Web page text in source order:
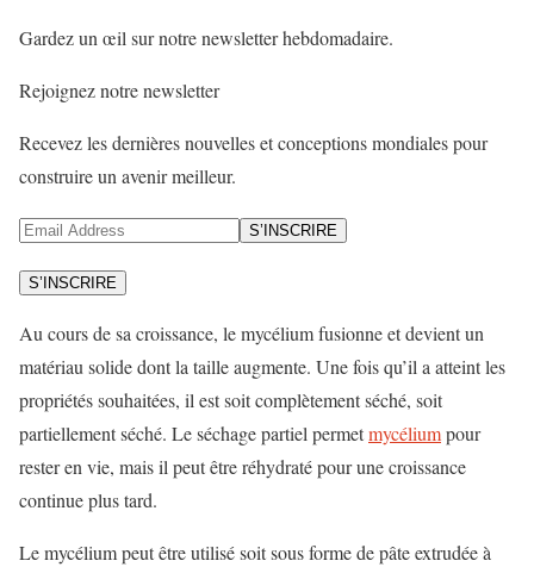
Gardez un œil sur notre newsletter hebdomadaire.
Rejoignez notre newsletter
Recevez les dernières nouvelles et conceptions mondiales pour
construire un avenir meilleur.
S’INSCRIRE
S’INSCRIRE
Au cours de sa croissance, le mycélium fusionne et devient un
matériau solide dont la taille augmente. Une fois qu’il a atteint les
propriétés souhaitées, il est soit complètement séché, soit
partiellement séché. Le séchage partiel permetmycéliumpour
rester en vie, mais il peut être réhydraté pour une croissance
continue plus tard.
Le mycélium peut être utilisé soit sous forme de pâte extrudée à